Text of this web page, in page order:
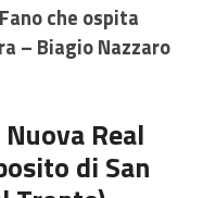
che ospita
– Biagio Nazzaro
Real
di San